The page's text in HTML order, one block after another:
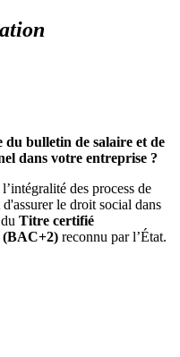
du bulletin de salaire et de
dans votre entreprise ?
des process de
le droit social dans
Titre certifié
(BAC+2) reconnu par l’État.